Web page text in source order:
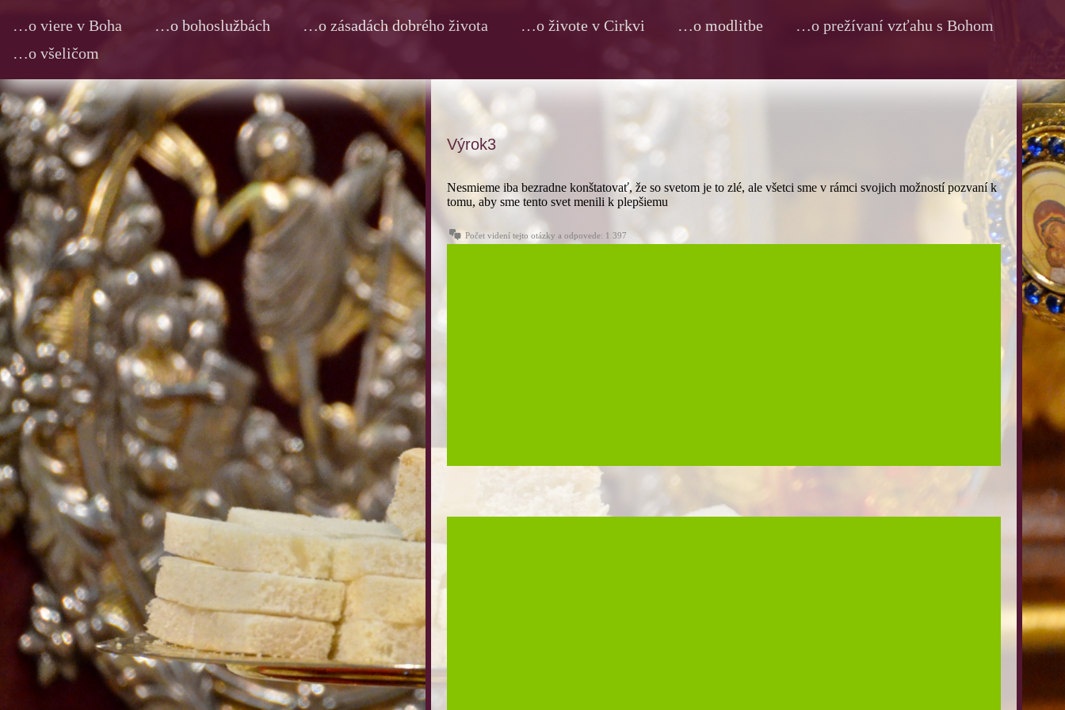
…o viere v Boha …o bohoslužbách …o zásadách dobrého života …o živote v Cirkvi …o modlitbe
…o prežívaní vzťahu s Bohom
…o všeličom
Výrok3
Nesmieme iba bezradne konštatovať, že so svetom je to zlé, ale všetci sme v rámci svojich možností pozvaní k
tomu, aby sme tento svet menili k plepšiemu
Počet videní tejto otázky a odpovede: 1 397